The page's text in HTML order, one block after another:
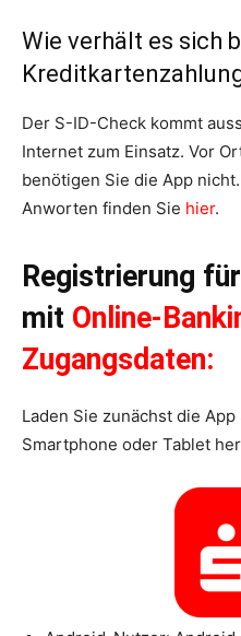
Wie verhält es sich
Der S-ID-Check kommt
Internet zum Einsatz. Vor
benötigen Sie die App
Anworten finden Sie hier.
Registrierung
mit Online-
Zugangsdaten:
Laden Sie zunächst die
Smartphone oder Tablet